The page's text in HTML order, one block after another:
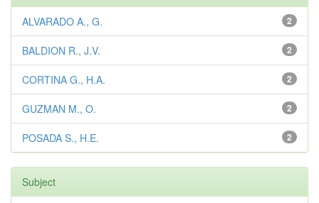
2
ALVARADO A., G.
2
BALDION R., J.V.
2
CORTINA G., H.A.
2
GUZMAN M., O.
2
POSADA S., H.E.
Subject